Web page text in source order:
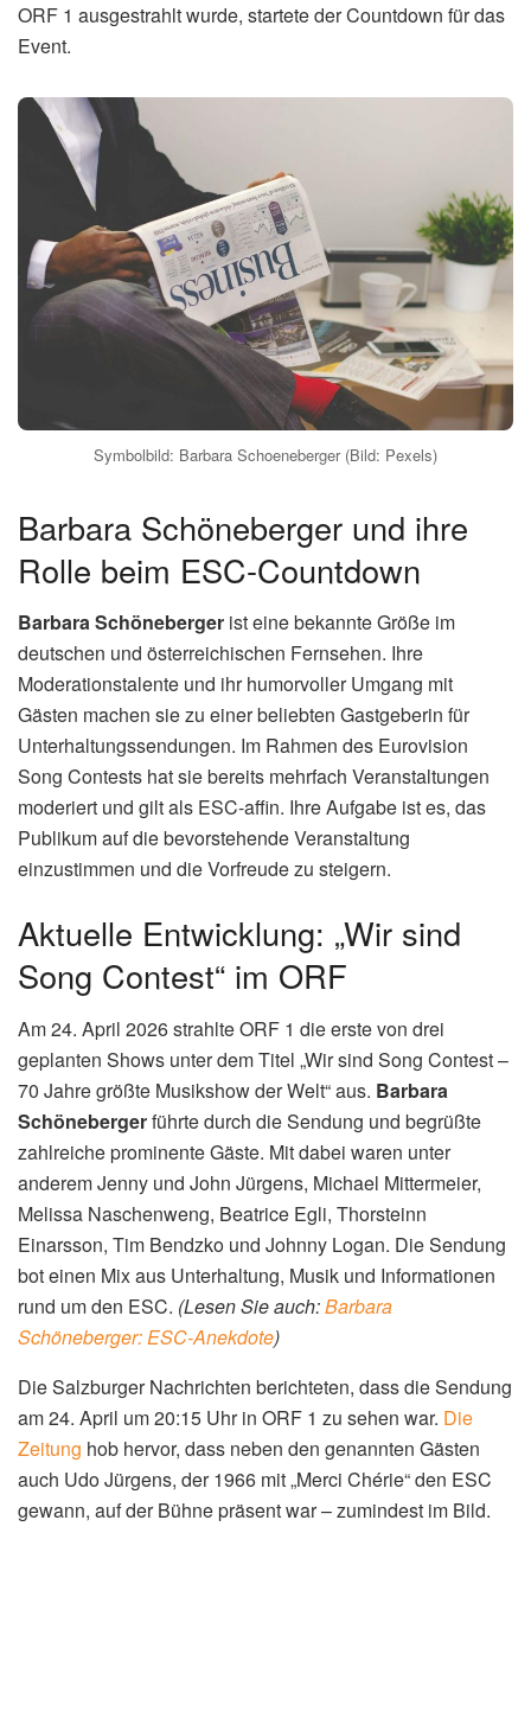
ORF 1 ausgestrahlt wurde, startete der Countdown für das
Event.
Symbolbild: Barbara Schoeneberger (Bild: Pexels)
Barbara Schöneberger und ihre
Rolle beim ESC-Countdown
Barbara Schöneberger ist eine bekannte Größe im
deutschen und österreichischen Fernsehen. Ihre
Moderationstalente und ihr humorvoller Umgang mit
Gästen machen sie zu einer beliebten Gastgeberin für
Unterhaltungssendungen. Im Rahmen des Eurovision
Song Contests hat sie bereits mehrfach Veranstaltungen
moderiert und gilt als ESC-affin. Ihre Aufgabe ist es, das
Publikum auf die bevorstehende Veranstaltung
einzustimmen und die Vorfreude zu steigern.
Aktuelle Entwicklung: „Wir sind
Song Contest“ im ORF
Am 24. April 2026 strahlte ORF 1 die erste von drei
geplanten Shows unter dem Titel „Wir sind Song Contest –
70 Jahre größte Musikshow der Welt“ aus. Barbara
Schönebergerführte durch die Sendung und begrüßte
zahlreiche prominente Gäste. Mit dabei waren unter
anderem Jenny und John Jürgens, Michael Mittermeier,
Melissa Naschenweng, Beatrice Egli, Thorsteinn
Einarsson, Tim Bendzko und Johnny Logan. Die Sendung
bot einen Mix aus Unterhaltung, Musik und Informationen
rund um den ESC. (Lesen Sie auch:Barbara
Schöneberger: ESC-Anekdote)
Die Salzburger Nachrichten berichteten, dass die Sendung
am 24. April um 20:15 Uhr in ORF 1 zu sehen war. Die
Zeitung hob hervor, dass neben den genannten Gästen
auch Udo Jürgens, der 1966 mit „Merci Chérie“ den ESC
gewann, auf der Bühne präsent war – zumindest im Bild.